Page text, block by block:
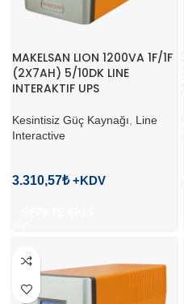
MAKELSAN LION 1200VA 1F/1F
(2X7AH) 5/10DK LINE
INTERAKTIF UPS
Kesintisiz Güç Kaynağı
Line
Interactive
3.310,57₺